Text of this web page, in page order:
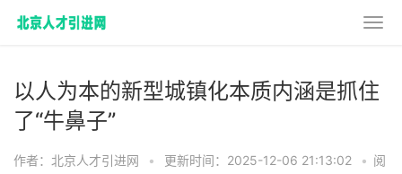
以人为本的新型城镇化本质内涵是抓住
了“牛鼻子”
作者：北京人才引进网 • 更新时间：2025-12-06 21:13:02 • 阅